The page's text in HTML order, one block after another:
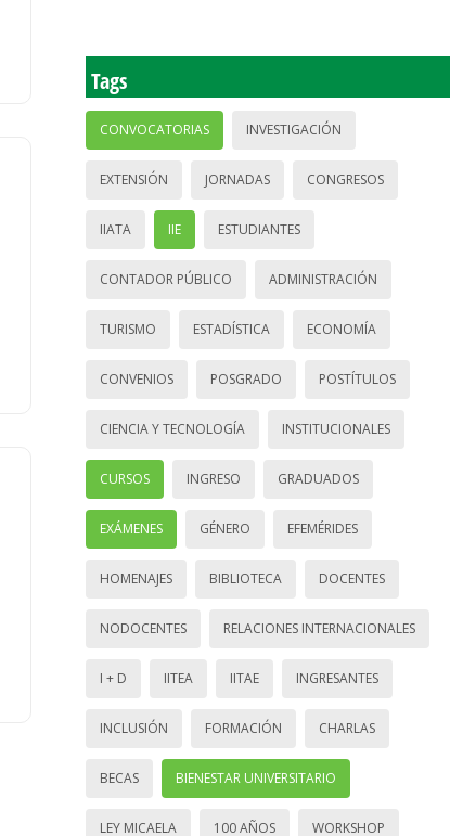
Tags
CONVOCATORIAS INVESTIGACIÓN
EXTENSIÓN JORNADAS CONGRESOS
IIATA IIE ESTUDIANTES
CONTADOR PÚBLICO ADMINISTRACIÓN
TURISMO ESTADÍSTICA ECONOMÍA
CONVENIOS POSGRADO POSTÍTULOS
CIENCIA Y TECNOLOGÍA INSTITUCIONALES
CURSOS INGRESO GRADUADOS
EXÁMENES GÉNERO EFEMÉRIDES
HOMENAJES BIBLIOTECA DOCENTES
NODOCENTES RELACIONES INTERNACIONALES
I + D IITEA IITAE INGRESANTES
INCLUSIÓN FORMACIÓN CHARLAS
BECAS BIENESTAR UNIVERSITARIO
LEY MICAELA 100 AÑOS WORKSHOP